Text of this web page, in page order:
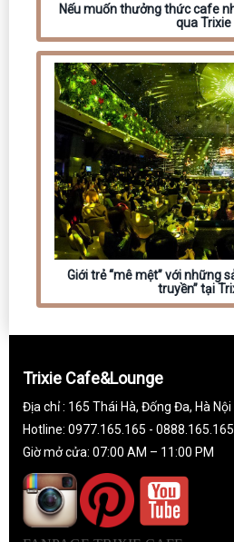
Nếu muốn thưởng thức cafe
qua Trixie
Giới trẻ “mê mệt” với những
truyền” tại
Trixie Cafe&Lounge
Địa chỉ : 165 Thái Hà, Đống Đa, Hà Nội
Hotline: 0977.165.165 - 0888.165.165
Giờ mở cửa: 07:00 AM – 11:00 PM